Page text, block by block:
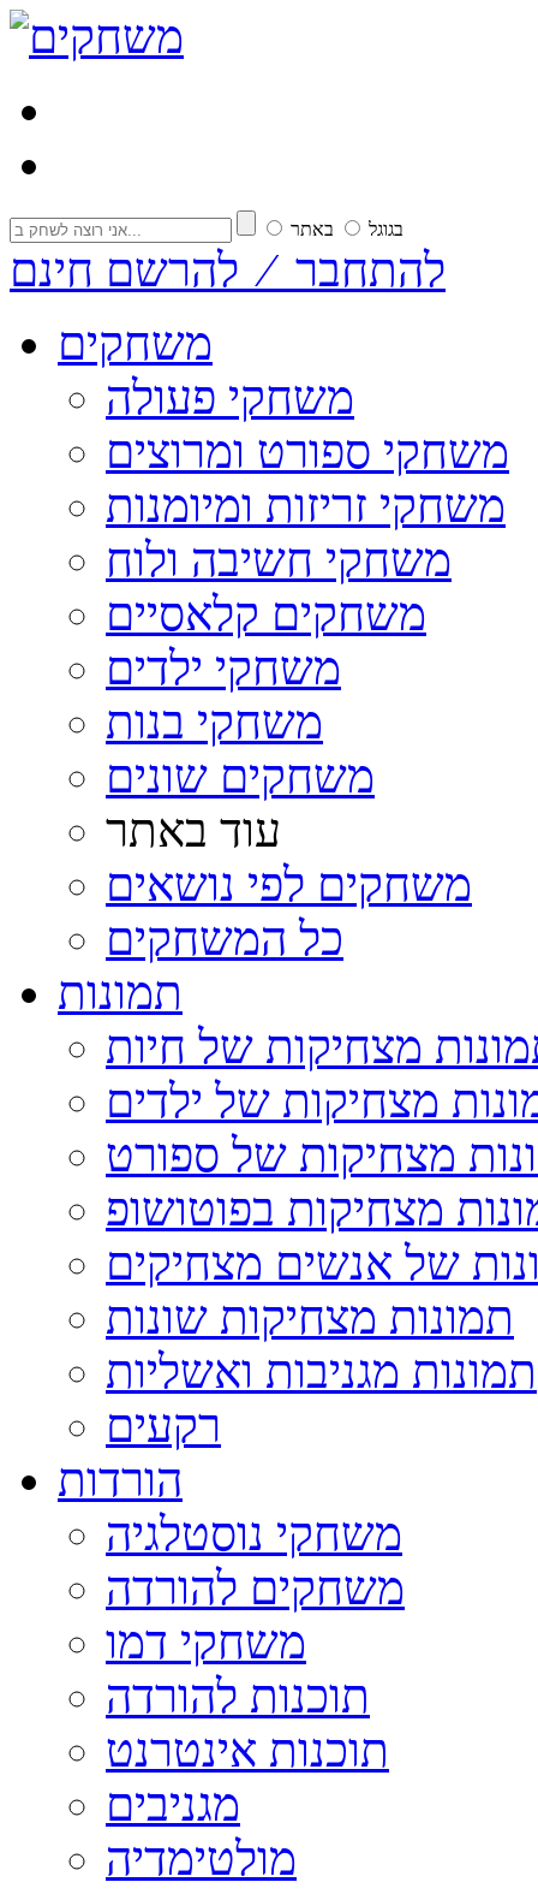
בגוגל באתר
להתחבר ⁄ להרשם חינם
משחקים
משחקי פעולה
משחקי ספורט ומרוצים
משחקי זריזות ומיומנות
משחקי חשיבה ולוח
משחקים קלאסיים
משחקי ילדים
משחקי בנות
משחקים שונים
עוד באתר
משחקים לפי נושאים
כל המשחקים
תמונות
מצחיקות של חיות
מצחיקות של ילדים
מצחיקות של ספורט
מצחיקות בפוטושופ
של אנשים מצחיקים
תמונות מצחיקות שונות
תמונות מגניבות ואשליות
רקעים
הורדות
משחקי נוסטלגיה
משחקים להורדה
משחקי דמו
תוכנות להורדה
תוכנות אינטרנט
מגניבים
מולטימדיה